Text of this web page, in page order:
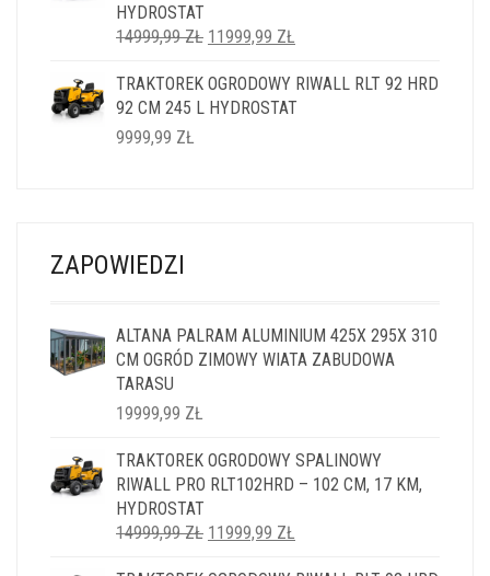
HYDROSTAT
14999,99ZŁ PIERWOTNA
WYNOSIŁA:
14999,99 ZŁ.
11999,99 ZŁ
WYNOSI:
11999,99 ZŁ.
TRAKTOREK OGRODOWY RIWALL RLT 92 HRD
92 CM 245 L HYDROSTAT
9999,99 ZŁ
ZAPOWIEDZI
ALTANA PALRAM ALUMINIUM 425X 295X 310
CM OGRÓD ZIMOWY WIATA ZABUDOWA
TARASU
19999,99 ZŁ
TRAKTOREK OGRODOWY SPALINOWY
RIWALL PRO RLT102HRD – 102 CM, 17 KM,
HYDROSTAT
14999,99ZŁ PIERWOTNA
11999,99 ZŁ